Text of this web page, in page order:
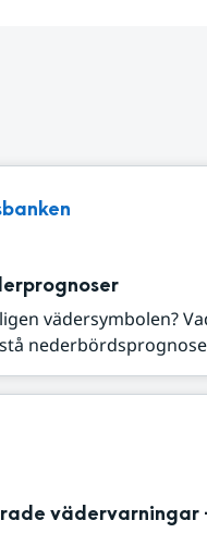
vädersymbolen?
vädervarningar